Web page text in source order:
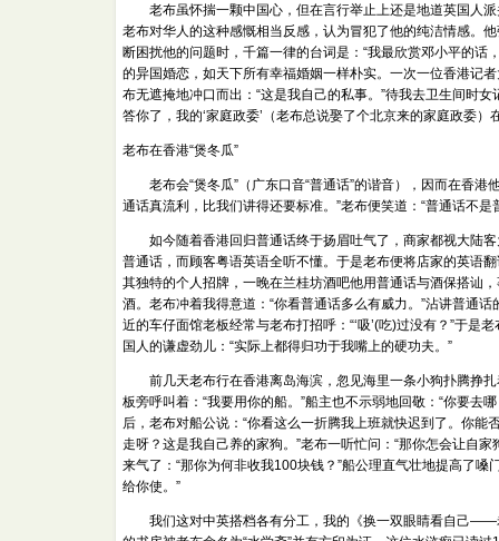
老布虽怀揣一颗中国心，但在言行举止上还是地道英国人派
老布对华人的这种感慨相当反感，认为冒犯了他的纯洁情感。
断困扰他的问题时，千篇一律的台词是：“我最欣赏邓小平的话
的异国婚恋，如天下所有幸福婚姻一样朴实。一次一位香港记
布无遮掩地冲口而出：“这是我自己的私事。”待我去卫生间时
答你了，我的‘家庭政委’（老布总说娶了个北京来的家庭政委）
老布在香港“煲冬瓜”
老布会“煲冬瓜”（广东口音“普通话”的谐音），因而在香港
通话真流利，比我们讲得还要标准。”老布便笑道：“普通话不
如今随着香港回归普通话终于扬眉吐气了，商家都视大陆客
普通话，而顾客粤语英语全听不懂。于是老布便将店家的英语
其独特的个人招牌，一晚在兰桂坊酒吧他用普通话与酒保搭讪
酒。老布冲着我得意道：“你看普通话多么有威力。”沾讲普通
近的车仔面馆老板经常与老布打招呼：“‘吸’(吃)过没有？”于
国人的谦虚劲儿：“实际上都得归功于我嘴上的硬功夫。”
前几天老布行在香港离岛海滨，忽见海里一条小狗扑腾挣扎
板旁呼叫着：“我要用你的船。”船主也不示弱地回敬：“你要去
后，老布对船公说：“你看这么一折腾我上班就快迟到了。你能
走呀？这是我自己养的家狗。”老布一听忙问：“那你怎会让自
来气了：“那你为何非收我100块钱？”船公理直气壮地提高了
给你使。”
我们这对中英搭档各有分工，我的《换一双眼睛看自己——